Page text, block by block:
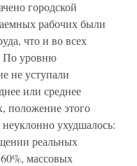
городской
рабочих были
что и во всех
По уровню
не уступали
или среднее
положение этого
ухудшалось:
реальных
массовых